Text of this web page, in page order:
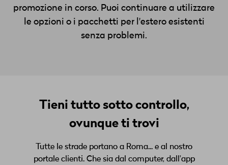
promozione in corso. Puoi continuare a utilizzare
le opzioni o i pacchetti per l'estero esistenti
senza problemi.
Tieni tutto sotto controllo,
ovunque ti trovi
Tutte le strade portano a Roma... e al nostro
portale clienti. Che sia dal computer, dall'app